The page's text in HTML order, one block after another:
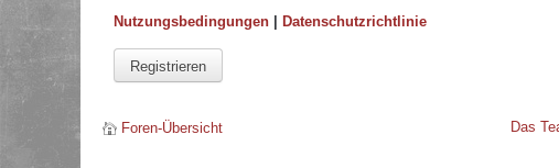
Nutzungsbedingungen | Datenschutzrichtlinie
Registrieren
Foren-Übersicht Das